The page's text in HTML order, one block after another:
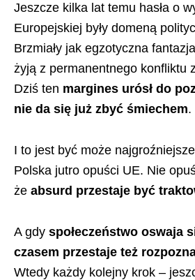
Jeszcze kilka lat temu hasła o
Europejskiej były domeną
Brzmiały jak egzotyczna
żyją z permanentnego konfliktu
Dziś ten margines urósł do
nie da się już zbyć śmiechem.
I to jest być może
Polska jutro opuści UE. Nie
że absurd przestaje być
A gdy społeczeństwo oswaja
czasem przestaje też
Wtedy każdy kolejny krok –